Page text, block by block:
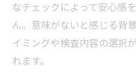
なチェックによって安心感
ん。意味がないと感じる背
イミングや検査内容の選択
れます。